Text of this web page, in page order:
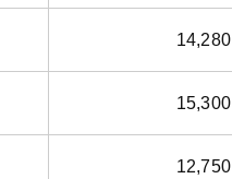
14,280
15,300
12,750